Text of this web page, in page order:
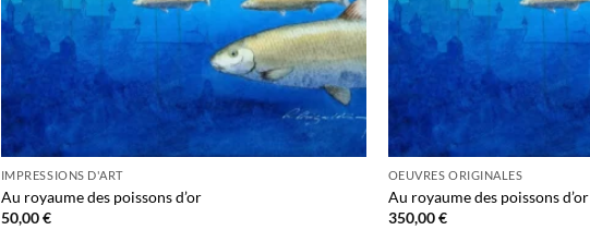
IMPRESSIONS D'ART
Au royaume des poissons d’or
50,00€
OEUVRES ORIGINALES
Au royaume des poissons d’or
350,00€